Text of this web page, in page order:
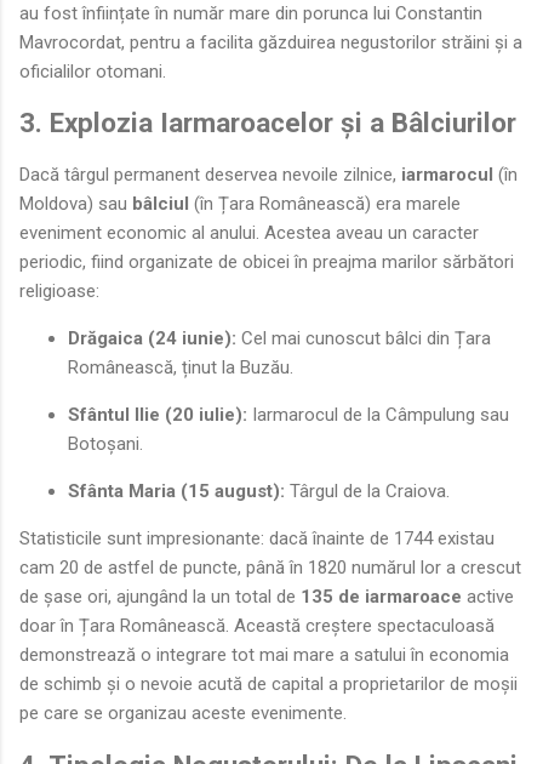
au fost înființate în număr mare din porunca lui Constantin
Mavrocordat, pentru a facilita găzduirea negustorilor străini și a
oficialilor otomani.
3. Explozia Iarmaroacelor și a Bâlciurilor
Dacă târgul permanent deservea nevoile zilnice, iarmarocul (în
Moldova) sau bâlciul (în Țara Românească) era marele
eveniment economic al anului. Acestea aveau un caracter
periodic, fiind organizate de obicei în preajma marilor sărbători
religioase:
Drăgaica (24 iunie): Cel mai cunoscut bâlci din Țara
Românească, ținut la Buzău.
Sfântul Ilie (20 iulie): Iarmarocul de la Câmpulung sau
Botoșani.
Sfânta Maria (15 august): Târgul de la Craiova.
Statisticile sunt impresionante: dacă înainte de 1744 existau
cam 20 de astfel de puncte, până în 1820 numărul lor a crescut
de șase ori, ajungând la un total de 135 de iarmaroace active
doar în Țara Românească. Această creștere spectaculoasă
demonstrează o integrare tot mai mare a satului în economia
de schimb și o nevoie acută de capital a proprietarilor de moșii
pe care se organizau aceste evenimente.